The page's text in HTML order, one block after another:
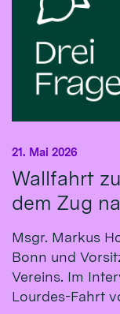
Wallfahrt
dem Zug
21. Mai 2026
Msgr. Markus
Bonn und
Vereins. Im
Lourdes-Fahrt